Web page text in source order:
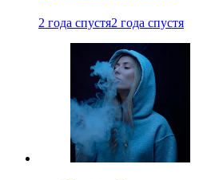
2 года спустя2 года спустя